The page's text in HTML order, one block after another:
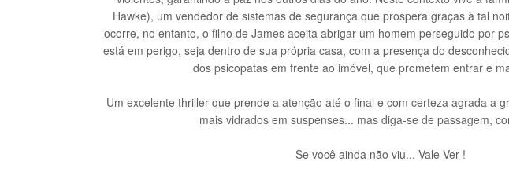
Hawke), um vendedor de sistemas de segurança que prospera graças à tal
ocorre, no entanto, o filho de James aceita abrigar um homem perseguido por
está em perigo, seja dentro de sua própria casa, com a presença do
dos psicopatas em frente ao imóvel, que prometem entrar e
Um excelente thriller que prende a atenção até o final e com certeza agrada a
mais vidrados em suspenses... mas diga-se de passagem,
Se você ainda não viu... Vale Ver !